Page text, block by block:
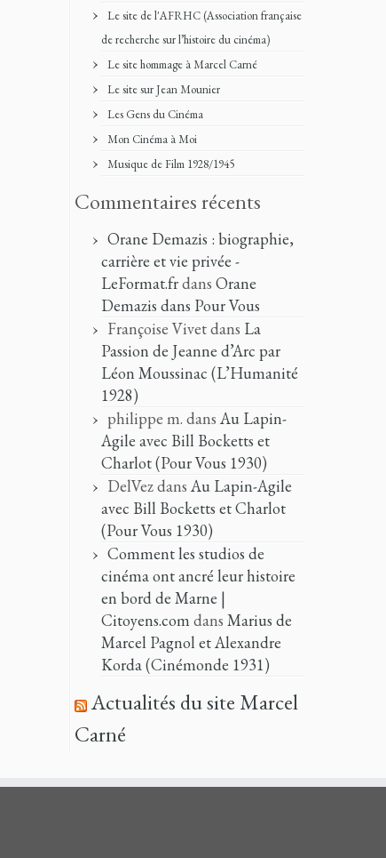
Le site de l'AFRHC (Association française
de recherche sur l’histoire du cinéma)
Le site hommage à Marcel Carné
Le site sur Jean Mounier
Les Gens du Cinéma
Mon Cinéma à Moi
Musique de Film 1928/1945
Commentaires récents
Orane Demazis : biographie,
carrière et vie privée -
LeFormat.frdans Orane
Demazis dans Pour Vous
Françoise Vivetdans La
Passion de Jeanne d’Arc par
Léon Moussinac (L’Humanité
1928)
philippe m. dans Au Lapin-
Agile avec Bill Bocketts et
Charlot (Pour Vous 1930)
DelVezdans Au Lapin-Agile
avec Bill Bocketts et Charlot
(Pour Vous 1930)
Comment les studios de
cinéma ont ancré leur histoire
en bord de Marne |
Citoyens.comdans Marius de
Marcel Pagnol et Alexandre
Korda (Cinémonde 1931)
Actualités du site Marcel
Carné